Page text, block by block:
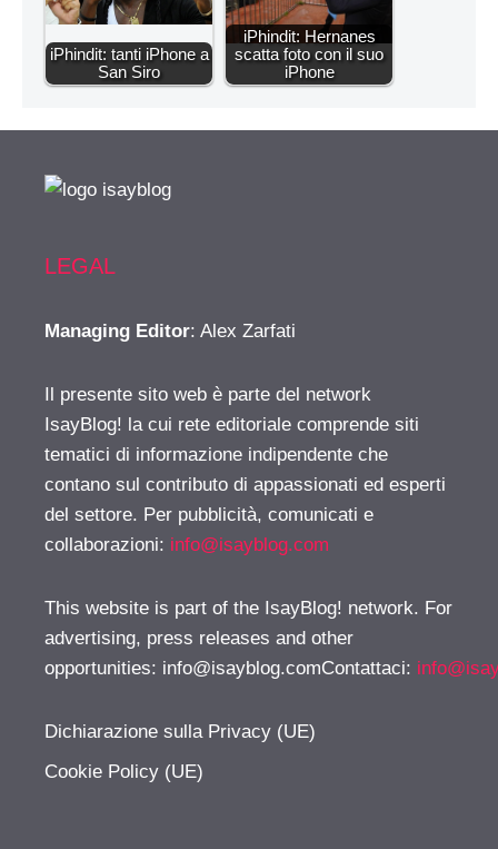
iPhindit: tanti iPhone a
San Siro
iPhindit: Hernanes
scatta foto con il suo
iPhone
LEGAL
Managing Editor: Alex Zarfati
Il presente sito web è parte del network
IsayBlog! la cui rete editoriale comprende siti
tematici di informazione indipendente che
contano sul contributo di appassionati ed esperti
del settore. Per pubblicità, comunicati e
collaborazioni: info@isayblog.com
This website is part of the IsayBlog! network. For
advertising, press releases and other
opportunities: info@isayblog.comContattaci:
Dichiarazione sulla Privacy (UE)
Cookie Policy (UE)